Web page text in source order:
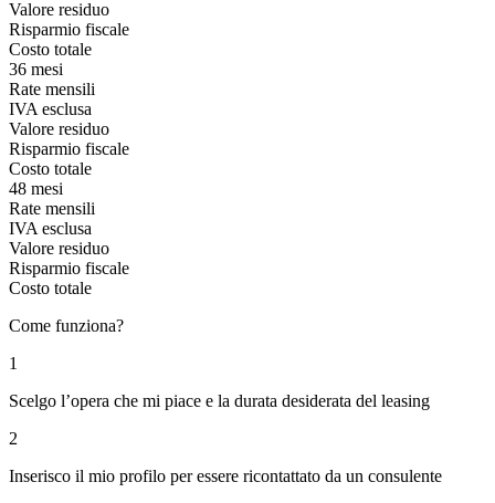
Valore residuo
Risparmio fiscale
Costo totale
36 mesi
Rate mensili
IVA esclusa
Valore residuo
Risparmio fiscale
Costo totale
48 mesi
Rate mensili
IVA esclusa
Valore residuo
Risparmio fiscale
Costo totale
Come funziona?
1
Scelgo l’opera che mi piace e la durata desiderata del leasing
2
Inserisco il mio profilo per essere ricontattato da un consulente